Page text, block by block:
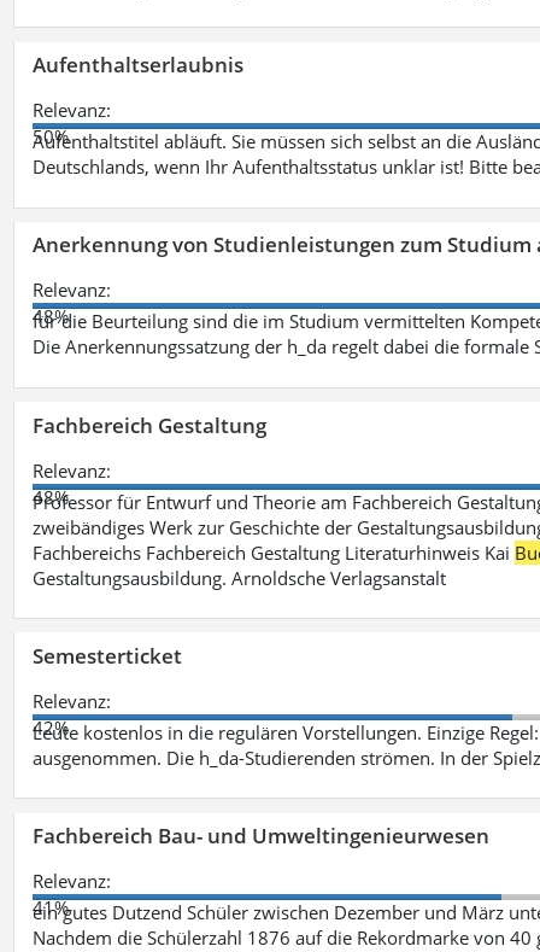
Aufenthaltserlaubnis
Relevanz:
50%
Aufenthaltstitel abläuft. Sie müssen sich selbst an die
Deutschlands, wenn Ihr Aufenthaltsstatus unklar ist! Bitte
Anerkennung von Studienleistungen zum Studium
Relevanz:
48%
für die Beurteilung sind die im Studium vermittelten
Die Anerkennungssatzung der h_da regelt dabei die formale
Fachbereich Gestaltung
Relevanz:
48%
Professor für Entwurf und Theorie am Fachbereich
zweibändiges Werk zur Geschichte der
Fachbereichs Fachbereich Gestaltung Literaturhinweis Kai
Gestaltungsausbildung. Arnoldsche Verlagsanstalt
Semesterticket
Relevanz:
42%
Leute kostenlos in die regulären Vorstellungen. Einzige
ausgenommen. Die h_da-Studierenden strömen. In der
Fachbereich Bau- und Umweltingenieurwesen
Relevanz:
41%
ein gutes Dutzend Schüler zwischen Dezember und März
Nachdem die Schülerzahl 1876 auf die Rekordmarke von